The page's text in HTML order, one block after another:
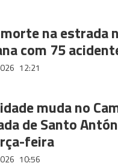
na estrada
com 75
12:21
muda no
de Santo
feira
10:56